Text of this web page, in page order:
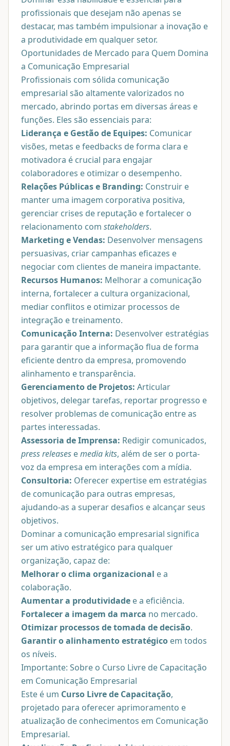
profissionais que desejam não apenas se
destacar, mas também impulsionar a inovação e
a produtividade em qualquer setor.
Oportunidades de Mercado para Quem Domina
a Comunicação Empresarial
Profissionais com sólida comunicação
empresarial são altamente valorizados no
mercado, abrindo portas em diversas áreas e
funções. Eles são essenciais para:
Liderança e Gestão de Equipes: Comunicar
visões, metas e feedbacks de forma clara e
motivadora é crucial para engajar
colaboradores e otimizar o desempenho.
Relações Públicas e Branding: Construir e
manter uma imagem corporativa positiva,
gerenciar crises de reputação e fortalecer o
relacionamento com stakeholders.
Marketing e Vendas: Desenvolver mensagens
persuasivas, criar campanhas eficazes e
negociar com clientes de maneira impactante.
Recursos Humanos: Melhorar a comunicação
interna, fortalecer a cultura organizacional,
mediar conflitos e otimizar processos de
integração e treinamento.
Comunicação Interna: Desenvolver estratégias
para garantir que a informação flua de forma
eficiente dentro da empresa, promovendo
alinhamento e transparência.
Gerenciamento de Projetos: Articular
objetivos, delegar tarefas, reportar progresso e
resolver problemas de comunicação entre as
partes interessadas.
Assessoria de Imprensa: Redigir comunicados,
press releases emedia kits, além de ser o porta-
voz da empresa em interações com a mídia.
Consultoria: Oferecer expertise em estratégias
de comunicação para outras empresas,
ajudando-as a superar desafios e alcançar seus
objetivos.
Dominar a comunicação empresarial significa
ser um ativo estratégico para qualquer
organização, capaz de:
Melhorar o clima organizacional e a
colaboração.
Aumentar a produtividade e a eficiência.
Fortalecer a imagem da marca no mercado.
Otimizar processos de tomada de decisão.
Garantir o alinhamento estratégico em todos
os níveis.
Importante: Sobre o Curso Livre de Capacitação
em Comunicação Empresarial
Este é um Curso Livre de Capacitação,
projetado para oferecer aprimoramento e
atualização de conhecimentos em Comunicação
Empresarial.